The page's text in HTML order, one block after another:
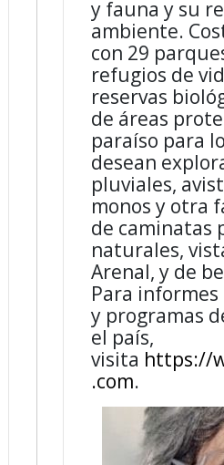
y fauna y su
ambiente.
con 29
refugios de
reservas
de áreas
paraíso para
desean
pluviales,
monos y otra
de caminatas
naturales,
Arenal, y de
Para informes
y programas
el país,
visita https://
.com.